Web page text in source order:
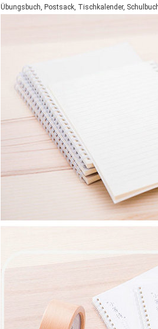
Übungsbuch, Postsack, Tischkalender,